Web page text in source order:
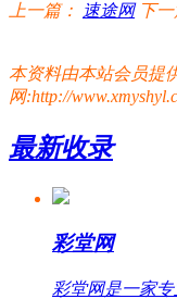
上一篇： 速途网 下一
本资料由本站会员提
网:http://
最新收录
彩堂网
彩堂网是一家